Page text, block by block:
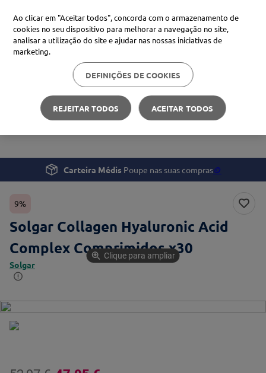
Procure no Marketplace Médis
Pesquisas mais comuns
xiaomi
cerave
Bem-estar
Suplementos e Vitaminas
Solgar Collagen Hyaluronic Acid Complex Comprimidos
Carteira Médis Poupe nas suas compras🪙
9%
Solgar Collagen Hyaluronic Acid
Complex Comprimidos x30
Solgar
Clique para ampliar
Ao clicar em "Aceitar todos", concorda com o armazenamento de
cookies no seu dispositivo para melhorar a navegação no site,
analisar a utilização do site e ajudar nas nossas iniciativas de
marketing.
DEFINIÇÕES DE COOKIES
REJEITAR TODOS ACEITAR TODOS